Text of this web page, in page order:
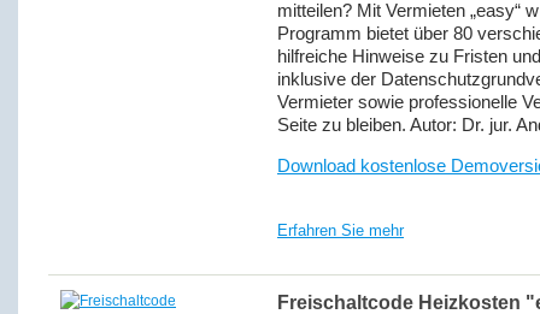
mitteilen? Mit Vermieten „easy“
Programm bietet über 80
hilfreiche Hinweise zu Fristen
inklusive der
Vermieter sowie professionelle
Seite zu bleiben. Autor: Dr. jur.
Download kostenlose
Erfahren Sie mehr
Freischaltcode Heizkosten